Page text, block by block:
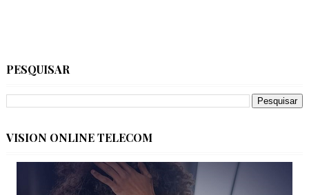
PESQUISAR
VISION ONLINE TELECOM